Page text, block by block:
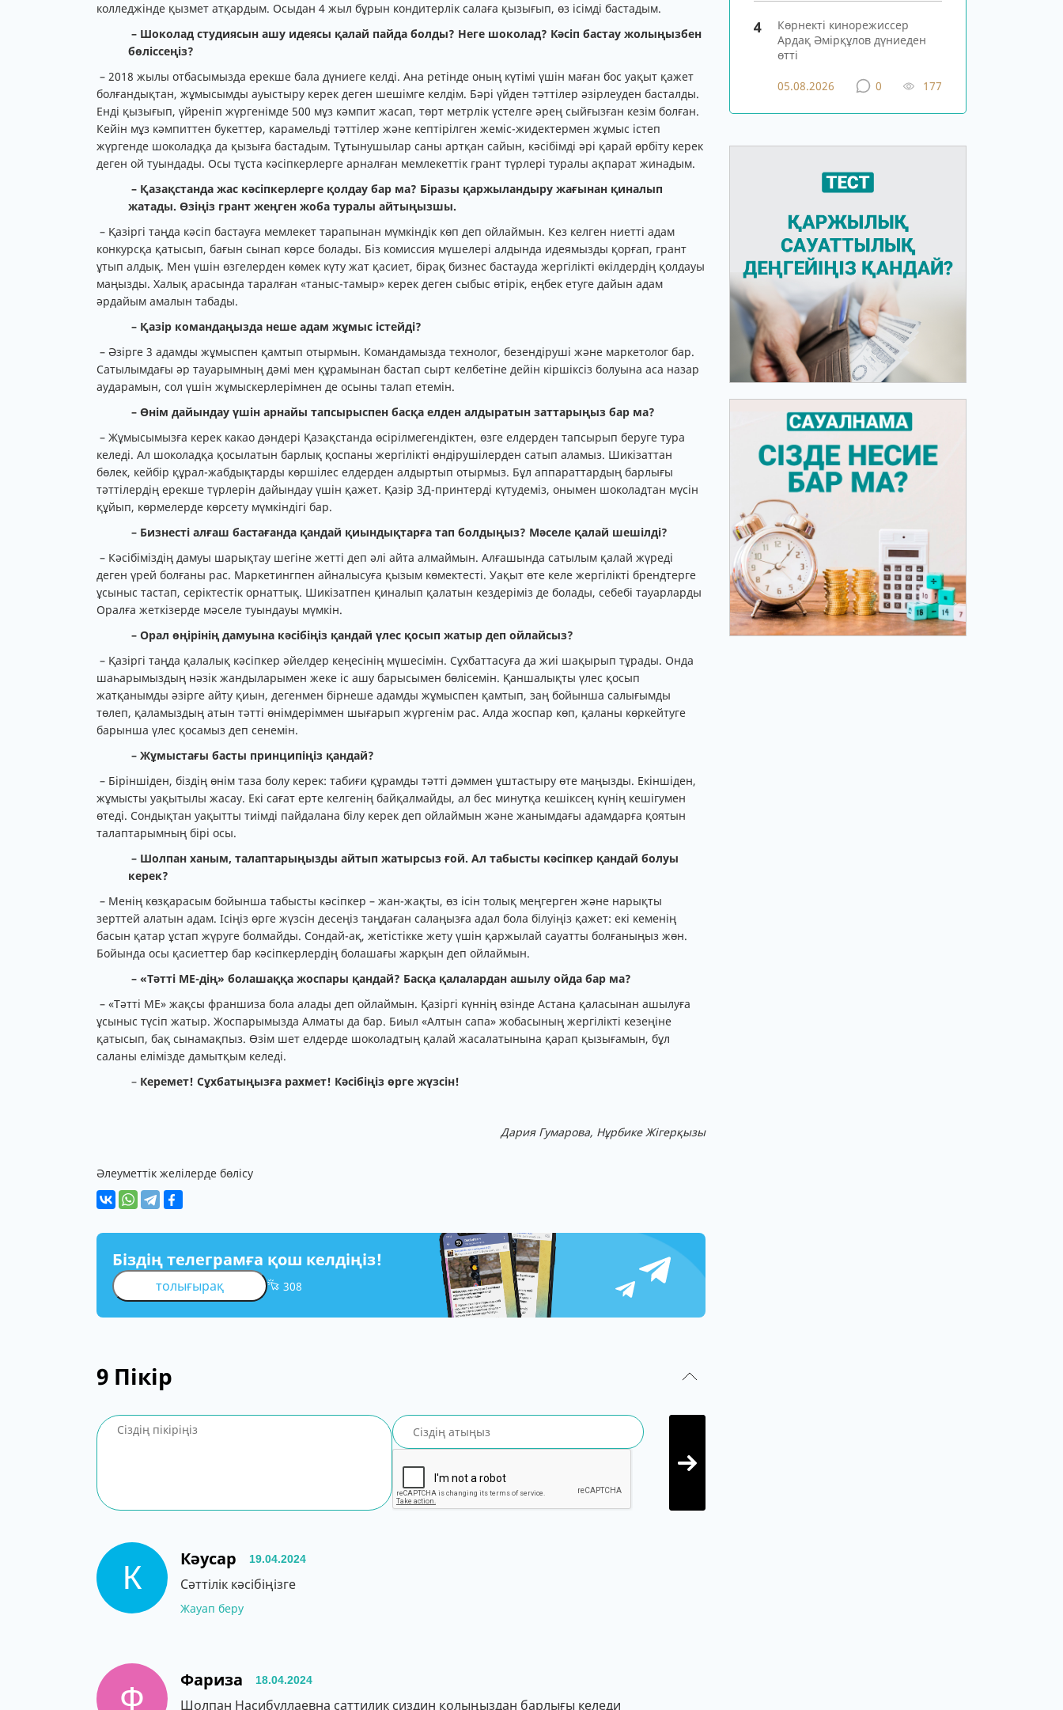
колледжінде қызмет атқардым. Осыдан 4 жыл бұрын кондитерлік салаға қызығып, өз ісімді бастадым.
– Шоколад студиясын ашу идеясы қалай пайда болды? Неге шоколад? Кәсіп бастау жолыңызбен
бөліссеңіз?
– 2018 жылы отбасымызда ерекше бала дүниеге келді. Ана ретінде оның күтімі үшін маған бос уақыт қажет
болғандықтан, жұмысымды ауыстыру керек деген шешімге келдім. Бәрі үйден тәттілер әзірлеуден басталды.
Енді қызығып, үйреніп жүргенімде 500 мұз кәмпит жасап, төрт метрлік үстелге әрең сыйғызған кезім болған.
Кейін мұз кәмпиттен букеттер, карамельді тәттілер және кептірілген жеміс-жидектермен жұмыс істеп
жүргенде шоколадқа да қызыға бастадым. Тұтынушылар саны артқан сайын, кәсібімді әрі қарай өрбіту керек
деген ой туындады. Осы тұста кәсіпкерлерге арналған мемлекеттік грант түрлері туралы ақпарат жинадым.
– Қазақстанда жас кәсіпкерлерге қолдау бар ма? Біразы қаржыландыру жағынан қиналып
жатады. Өзіңіз грант жеңген жоба туралы айтыңызшы.
– Қазіргі таңда кәсіп бастауға мемлекет тарапынан мүмкіндік көп деп ойлаймын. Кез келген ниетті адам
конкурсқа қатысып, бағын сынап көрсе болады. Біз комиссия мүшелері алдында идеямызды қорғап, грант
ұтып алдық. Мен үшін өзгелерден көмек күту жат қасиет, бірақ бизнес бастауда жергілікті өкілдердің қолдауы
маңызды. Халық арасында таралған «таныс-тамыр» керек деген сыбыс өтірік, еңбек етуге дайын адам
әрдайым амалын табады.
– Қазір командаңызда неше адам жұмыс істейді?
– Әзірге 3 адамды жұмыспен қамтып отырмын. Командамызда технолог, безендіруші және маркетолог бар.
Сатылымдағы әр тауарымның дәмі мен құрамынан бастап сырт келбетіне дейін кіршіксіз болуына аса назар
аударамын, сол үшін жұмыскерлерімнен де осыны талап етемін.
– Өнім дайындау үшін арнайы тапсырыспен басқа елден алдыратын заттарыңыз бар ма?
– Жұмысымызға керек какао дәндері Қазақстанда өсірілмегендіктен, өзге елдерден тапсырып беруге тура
келеді. Ал шоколадқа қосылатын барлық қоспаны жергілікті өндірушілерден сатып аламыз. Шикізаттан
бөлек, кейбір құрал-жабдықтарды көршілес елдерден алдыртып отырмыз. Бұл аппараттардың барлығы
тәттілердің ерекше түрлерін дайындау үшін қажет. Қазір 3Д-принтерді күтудеміз, онымен шоколадтан мүсін
құйып, көрмелерде көрсету мүмкіндігі бар.
– Бизнесті алғаш бастағанда қандай қиындықтарға тап болдыңыз? Мәселе қалай шешілді?
– Кәсібіміздің дамуы шарықтау шегіне жетті деп әлі айта алмаймын. Алғашында сатылым қалай жүреді
деген үрей болғаны рас. Маркетингпен айналысуға қызым көмектесті. Уақыт өте келе жергілікті брендтерге
ұсыныс тастап, серіктестік орнаттық. Шикізатпен қиналып қалатын кездеріміз де болады, себебі тауарларды
Оралға жеткізерде мәселе туындауы мүмкін.
– Орал өңірінің дамуына кәсібіңіз қандай үлес қосып жатыр деп ойлайсыз?
– Қазіргі таңда қалалық кәсіпкер әйелдер кеңесінің мүшесімін. Сұхбаттасуға да жиі шақырып тұрады. Онда
шаһарымыздың нәзік жандыларымен жеке іс ашу барысымен бөлісемін. Қаншалықты үлес қосып
жатқанымды әзірге айту қиын, дегенмен бірнеше адамды жұмыспен қамтып, заң бойынша салығымды
төлеп, қаламыздың атын тәтті өнімдеріммен шығарып жүргенім рас. Алда жоспар көп, қаланы көркейтуге
барынша үлес қосамыз деп сенемін.
– Жұмыстағы басты принципіңіз қандай?
– Біріншіден, біздің өнім таза болу керек: табиғи құрамды тәтті дәммен ұштастыру өте маңызды. Екіншіден,
жұмысты уақытылы жасау. Екі сағат ерте келгенің байқалмайды, ал бес минутқа кешіксең күнің кешігумен
өтеді. Сондықтан уақытты тиімді пайдалана білу керек деп ойлаймын және жанымдағы адамдарға қоятын
талаптарымның бірі осы.
– Шолпан ханым, талаптарыңызды айтып жатырсыз ғой. Ал табысты кәсіпкер қандай болуы
керек?
– Менің көзқарасым бойынша табысты кәсіпкер – жан-жақты, өз ісін толық меңгерген және нарықты
зерттей алатын адам. Ісіңіз өрге жүзсін десеңіз таңдаған салаңызға адал бола білуіңіз қажет: екі кеменің
басын қатар ұстап жүруге болмайды. Сондай-ақ, жетістікке жету үшін қаржылай сауатты болғаныңыз жөн.
Бойында осы қасиеттер бар кәсіпкерлердің болашағы жарқын деп ойлаймын.
– «Тәтті МЕ-дің» болашаққа жоспары қандай? Басқа қалалардан ашылу ойда бар ма?
– «Тәтті МЕ» жақсы франшиза бола алады деп ойлаймын. Қазіргі күннің өзінде Астана қаласынан ашылуға
ұсыныс түсіп жатыр. Жоспарымызда Алматы да бар. Биыл «Алтын сапа» жобасының жергілікті кезеңіне
қатысып, бақ сынамақпыз. Өзім шет елдерде шоколадтың қалай жасалатынына қарап қызығамын, бұл
саланы елімізде дамытқым келеді.
– Керемет! Сұхбатыңызға рахмет! Кәсібіңіз өрге жүзсін!
Дария Гумарова, Нұрбике Жігерқызы
Әлеуметтік желілерде бөлісу
Біздің телеграмға қош келдіңіз!
толығырақ 308
9 Пікір
К
Кәусар 19.04.2024
Сәттілік кәсібіңізге
Жауап беру
Ф
Фариза 18.04.2024
Шолпан Насибуллаевна саттилик сиздин қолыңыздан барлығы келеди
4
Көрнекті кинорежиссер
Ардақ Әмірқұлов дүниеден
өтті
05.08.2026 0 177